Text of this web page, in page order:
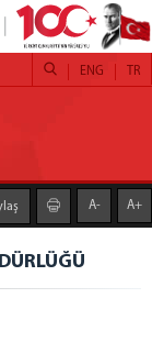
TR
ENG
A- A+